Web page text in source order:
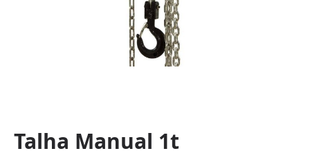
Talha Manual 1t